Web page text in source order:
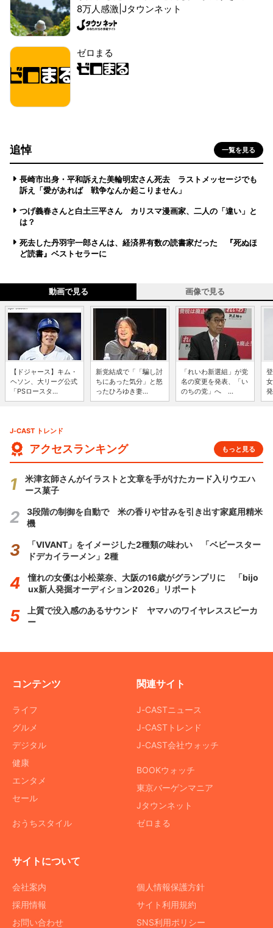
8万人感激|Jタウンネット
ゼロまる
追悼 一覧を見る
長崎市出身・平和訴えた美輪明宏さん死去 ラストメッセージでも
訴え「愛があれば 戦争なんか起こりません」
つげ義春さんと白土三平さん カリスマ漫画家、二人の「違い」と
は？
死去した丹羽宇一郎さんは、経済界有数の読書家だった 『死ぬほ
ど読書』ベストセラーに
動画で見る 画像で見る
【ドジャース】キム・
ヘソン、大リーグ公式
「PSロースタ...
新党結成で「「騙し討
ちにあった気分」と怒
ったひろゆき妻...
「れいわ新選組」が党
名の変更を発表、「い
のちの党」へ ...
J-CAST トレンド
アクセスランキング もっと見る
米津玄師さんがイラストと文章を手がけたカード入りウエハ
ース菓子
3段階の制御を自動で 米の香りや甘みを引き出す家庭用精米
機
「VIVANT」をイメージした2種類の味わい 「ベビースター
ドデカイラーメン」2種
憧れの女優は小松菜奈、大阪の16歳がグランプリに 「bijo
ux新人発掘オーディション2026」リポート
上質で没入感のあるサウンド ヤマハのワイヤレススピーカ
ー
コンテンツ
ライフ
グルメ
デジタル
健康
エンタメ
セール
おうちスタイル
関連サイト
J-CASTニュース
J-CASTトレンド
J-CAST会社ウォッチ
BOOKウォッチ
東京バーゲンマニア
Jタウンネット
ゼロまる
サイトについて
会社案内
採用情報
お問い合わせ
個人情報保護方針
サイト利用規約
SNS利用ポリシー